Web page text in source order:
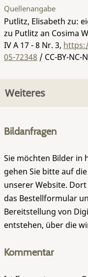
Quellenangabe
Putlitz, Elisabeth zu:
zu Putlitz an Cosima
IV A 17 - 8 Nr. 3,
05-72348 / CC-BY-NC-
Weiteres
Bildanfragen
Sie möchten Bilder in
gehen Sie bitte auf
unserer Website.
das Bestellformular
Bereitstellung von
entstehen, über die
Kommentar